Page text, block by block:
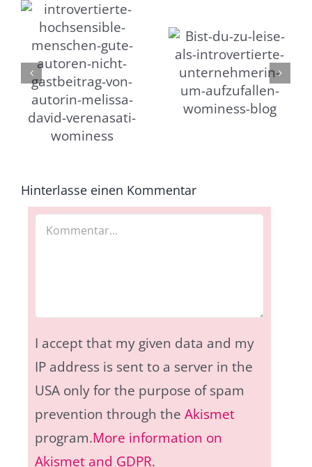
Bist du ZU leise
als introvertierte
Unternehmerin
um aufzufallen?
Fällt dir Small-Talk
auch so schwer
als Introvertierte?
Hinterlasse einen Kommentar
I accept that my given data and my
IP address is sent to a server in the
USA only for the purpose of spam
prevention through the Akismet
program.More information on
Akismet and GDPR.